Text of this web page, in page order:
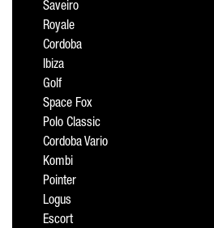
Saveiro
Royale
Cordoba
Ibiza
Golf
Space Fox
Polo Classic
Cordoba Vario
Kombi
Pointer
Logus
Escort